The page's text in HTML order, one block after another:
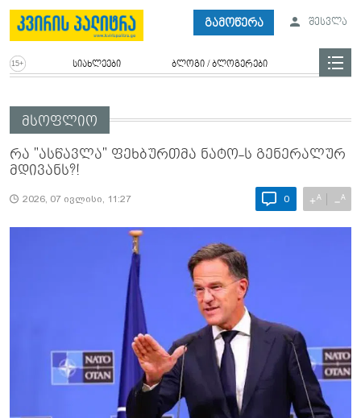
გამოწერა შესვლა
სიახლეები ბლოგი / ბლოგერები
მსოფლიო
რა "ასწავლა" ფეხბურთმა ნატო-ს გენერალურ
მდივანს?!
2026, 07 ივლისი, 11:27 0 +A −A